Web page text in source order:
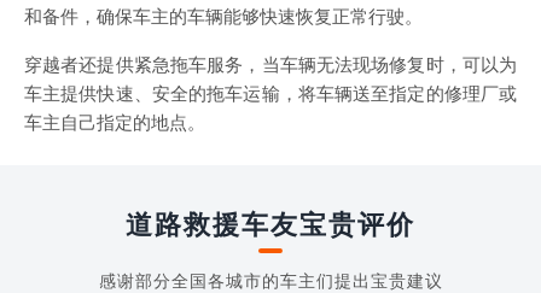
和备件，确保车主的车辆能够快速恢复正常行驶。
穿越者还提供紧急拖车服务，当车辆无法现场修复时，可以为
车主提供快速、安全的拖车运输，将车辆送至指定的修理厂或
车主自己指定的地点。
道路救援车友宝贵评价
感谢部分全国各城市的车主们提出宝贵建议